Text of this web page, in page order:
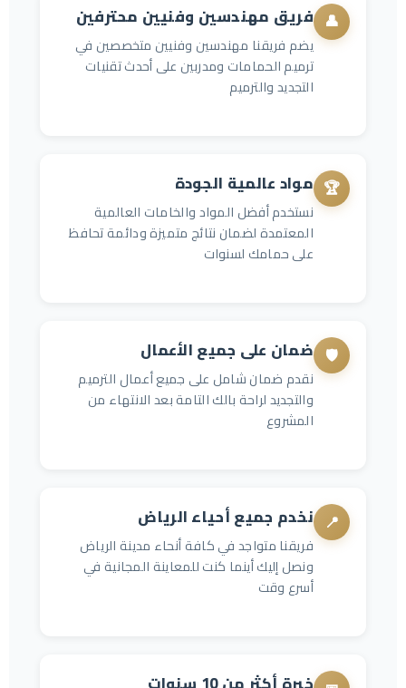
👤 فريق مهندسين وفنيين محترفين
يضم فريقنا مهندسين وفنيين متخصصين في
ترميم الحمامات ومدربين على أحدث تقنيات
التجديد والترميم
🏆 مواد عالمية الجودة
نستخدم أفضل المواد والخامات العالمية
المعتمدة لضمان نتائج متميزة ودائمة تحافظ
على حمامك لسنوات
🛡️ ضمان على جميع الأعمال
نقدم ضمان شامل على جميع أعمال الترميم
والتجديد لراحة بالك التامة بعد الانتهاء من
المشروع
📍 نخدم جميع أحياء الرياض
فريقنا متواجد في كافة أنحاء مدينة الرياض
ونصل إليك أينما كنت للمعاينة المجانية في
أسرع وقت